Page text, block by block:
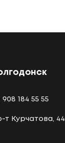
908 184 55 55
т Курчатова, 44